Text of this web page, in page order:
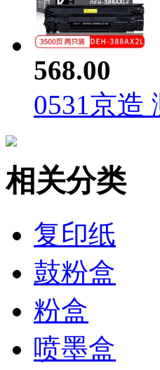
568.00
0531京造
相关分类
复印纸
鼓粉盒
粉盒
喷墨盒